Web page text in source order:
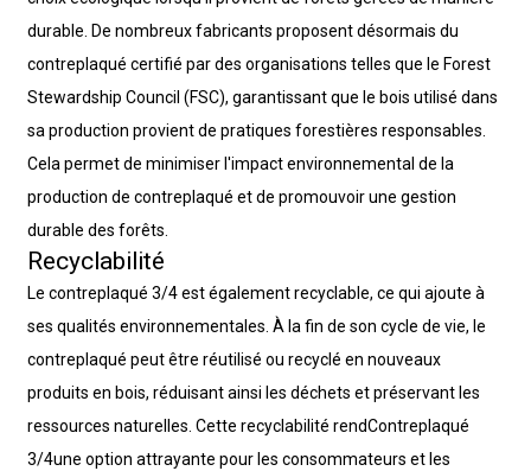
durable. De nombreux fabricants proposent désormais du
contreplaqué certifié par des organisations telles que le Forest
Stewardship Council (FSC), garantissant que le bois utilisé dans
sa production provient de pratiques forestières responsables.
Cela permet de minimiser l'impact environnemental de la
production de contreplaqué et de promouvoir une gestion
durable des forêts.
Recyclabilité
Le contreplaqué 3/4 est également recyclable, ce qui ajoute à
ses qualités environnementales. À la fin de son cycle de vie, le
contreplaqué peut être réutilisé ou recyclé en nouveaux
produits en bois, réduisant ainsi les déchets et préservant les
ressources naturelles. Cette recyclabilité rendContreplaqué
3/4une option attrayante pour les consommateurs et les